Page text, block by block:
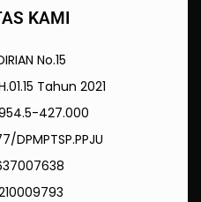
KAMI
No.15
Tahun 2021
427.000
DPMPTSP.PPJU